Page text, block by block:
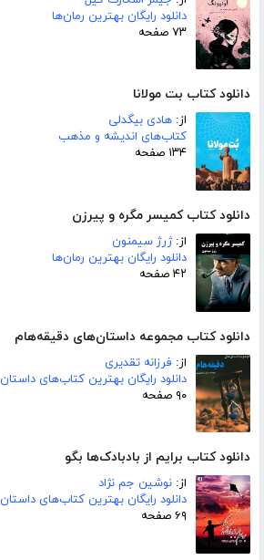
دانلود رایگان بهترین رمان‌ها
۷۳ صفحه
دانلود کتاب بت مولانا
از: هادی بیگدلی
کتاب‌های اندیشه و مذهب
۱۳۴ صفحه
دانلود کتاب کمیسر مگره و پیرزن
از:ژرژ سیمنون
دانلود رایگان بهترین رمان‌ها
۴۲ صفحه
دانلود کتاب مجموعه داستان‌های دقیقه‌هام
از: فرزانه تقدیری
دانلود رایگان بهترین کتاب‌های داستان
۹۰ صفحه
دانلود کتاب برایم از بادبادک‌ها بگو
از: نوشین جم نژاد
دانلود رایگان بهترین کتاب‌های داستان
۶۹ صفحه